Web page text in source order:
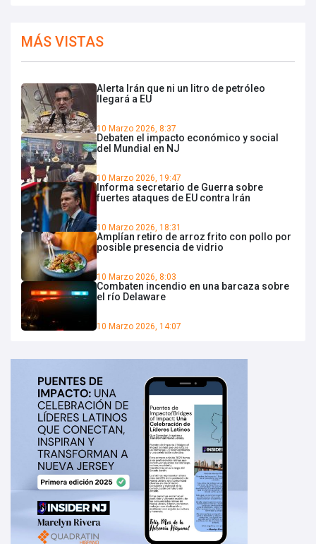
MÁS VISTAS
Alerta Irán que ni un litro de petróleo
llegará a EU
10 Marzo 2026, 8:37
Debaten el impacto económico y social
del Mundial en NJ
10 Marzo 2026, 19:47
Informa secretario de Guerra sobre
fuertes ataques de EU contra Irán
10 Marzo 2026, 18:31
Amplían retiro de arroz frito con pollo por
posible presencia de vidrio
10 Marzo 2026, 8:03
Combaten incendio en una barcaza sobre
el río Delaware
10 Marzo 2026, 14:07